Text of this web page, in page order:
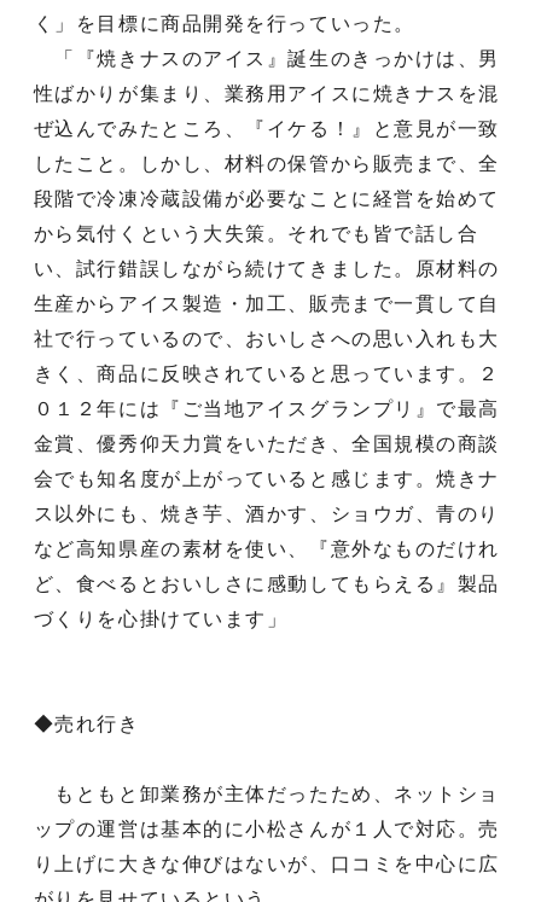
く」を目標に商品開発を行っていった。
「『焼きナスのアイス』誕生のきっかけは、男
性ばかりが集まり、業務用アイスに焼きナスを混
ぜ込んでみたところ、『イケる！』と意見が一致
したこと。しかし、材料の保管から販売まで、全
段階で冷凍冷蔵設備が必要なことに経営を始めて
から気付くという大失策。それでも皆で話し合
い、試行錯誤しながら続けてきました。原材料の
生産からアイス製造・加工、販売まで一貫して自
社で行っているので、おいしさへの思い入れも大
きく、商品に反映されていると思っています。２
０１２年には『ご当地アイスグランプリ』で最高
金賞、優秀仰天力賞をいただき、全国規模の商談
会でも知名度が上がっていると感じます。焼きナ
ス以外にも、焼き芋、酒かす、ショウガ、青のり
など高知県産の素材を使い、『意外なものだけれ
ど、食べるとおいしさに感動してもらえる』製品
づくりを心掛けています」
◆売れ行き
もともと卸業務が主体だったため、ネットショ
ップの運営は基本的に小松さんが１人で対応。売
り上げに大きな伸びはないが、口コミを中心に広